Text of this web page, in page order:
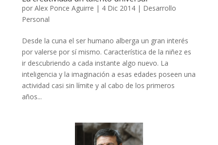
por Alex Ponce Aguirre | 4 Dic 2014| Desarrollo
Personal
Desde la cuna el ser humano alberga un gran interés
por valerse por sí mismo. Característica de la niñez es
ir descubriendo a cada instante algo nuevo. La
inteligencia y la imaginación a esas edades poseen una
actividad casi sin límite y al cabo de los primeros
años...